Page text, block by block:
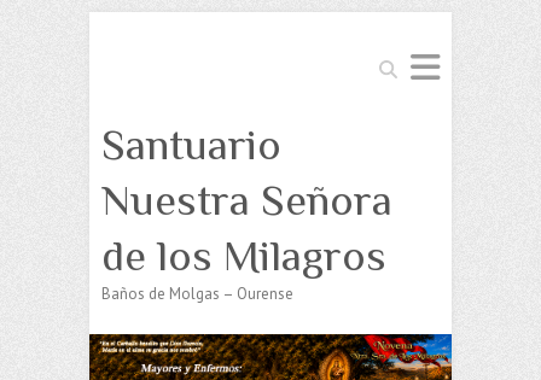
Buscar
Santuario
Nuestra Señora
de los Milagros
Baños de Molgas – Ourense